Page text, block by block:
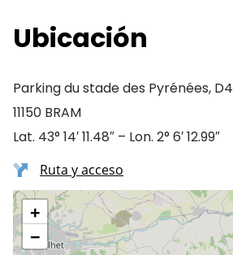
Ubicación
Parking du stade des Pyrénées, D4
11150 BRAM
Lat. 43° 14′ 11.48″ – Lon. 2° 6′ 12.99″
Ruta y acceso
+
−